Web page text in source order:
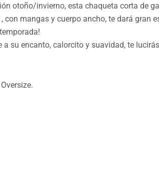
otoño/invierno, esta chaqueta corta de
con mangas y cuerpo ancho, te dará gran
a su encanto, calorcito y suavidad, te